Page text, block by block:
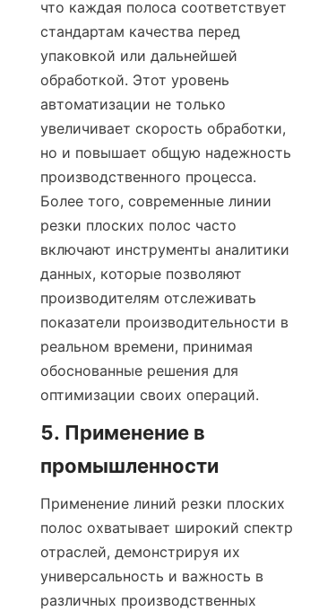
что каждая полоса соответствует
стандартам качества перед
упаковкой или дальнейшей
обработкой. Этот уровень
автоматизации не только
увеличивает скорость обработки,
но и повышает общую надежность
производственного процесса.
Более того, современные линии
резки плоских полос часто
включают инструменты аналитики
данных, которые позволяют
производителям отслеживать
показатели производительности в
реальном времени, принимая
обоснованные решения для
оптимизации своих операций.
5. Применение в
промышленности
Применение линий резки плоских
полос охватывает широкий спектр
отраслей, демонстрируя их
универсальность и важность в
различных производственных